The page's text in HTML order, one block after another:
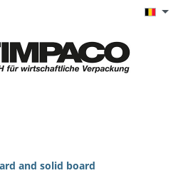
and solid board